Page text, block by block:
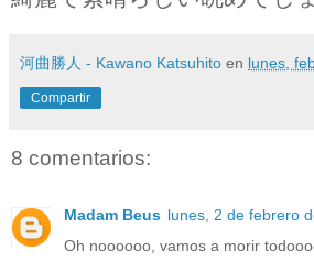
河曲勝人 - Kawano Katsuhito en lunes,
Compartir
8 comentarios:
Madam Beus lunes, 2 de febrero
Oh noooooo, vamos a morir